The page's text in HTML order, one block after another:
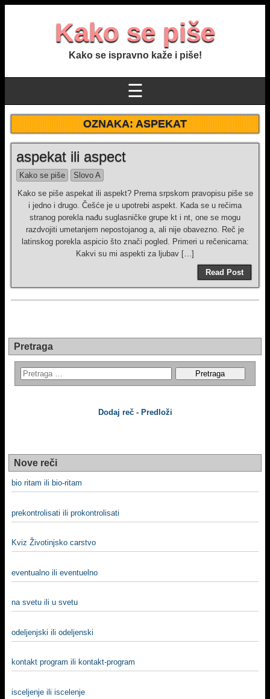
Kako se piše
Kako se ispravno kaže i piše!
☰
OZNAKA:ASPEKAT
aspekat ili aspect
Kako se piše
Slovo A
Kako se piše aspekat ili aspekt? Prema srpskom pravopisu piše se
i jedno i drugo. Češće je u upotrebi aspekt. Kada se u rečima
stranog porekla nađu suglasničke grupe kt i nt, one se mogu
razdvojiti umetanjem nepostojanog a, ali nije obavezno. Reč je
latinskog porekla aspicio što znači pogled. Primeri u rečenicama:
Kakvi su mi aspekti za ljubav […]
Read Post
Pretraga
Dodaj reč - Predloži
Nove reči
bio ritam ili bio-ritam
prekontrolisati ili prokontrolisati
Kviz Životinjsko carstvo
eventualno ili eventuelno
na svetu ili u svetu
odeljenjski ili odeljenski
kontakt program ili kontakt-program
iscelјenje ili iscelenje